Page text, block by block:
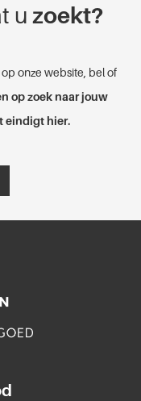
u zoekt?
onze website, bel of
op zoek naar jouw
eindigt hier.